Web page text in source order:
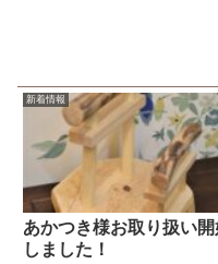
新着情報
あかつき様お取り扱い開
しました！